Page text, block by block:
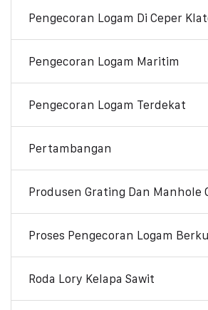
Pengecoran Logam Di Ceper
Pengecoran Logam Maritim
Pengecoran Logam Terdekat
Pertambangan
Produsen Grating Dan Manhole
Proses Pengecoran Logam
Roda Lory Kelapa Sawit